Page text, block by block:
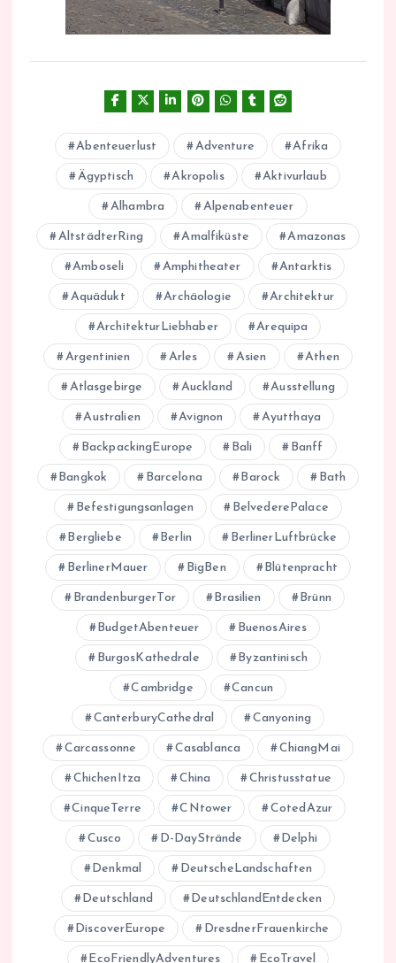
Abenteuerlust Adventure Afrika
Ägyptisch Akropolis Aktivurlaub
Alhambra Alpenabenteuer
AltstädterRing Amalfiküste Amazonas
Amboseli Amphitheater Antarktis
Aquädukt Archäologie Architektur
ArchitekturLiebhaber Arequipa
Argentinien Arles Asien Athen
Atlasgebirge Auckland Ausstellung
Australien Avignon Ayutthaya
BackpackingEurope Bali Banff
Bangkok Barcelona Barock Bath
Befestigungsanlagen BelvederePalace
Bergliebe Berlin BerlinerLuftbrücke
BerlinerMauer BigBen Blütenpracht
BrandenburgerTor Brasilien Brünn
BudgetAbenteuer BuenosAires
BurgosKathedrale Byzantinisch
Cambridge Cancun
CanterburyCathedral Canyoning
Carcassonne Casablanca ChiangMai
ChichenItza China Christusstatue
CinqueTerre CNtower CotedAzur
Cusco D-DayStrände Delphi
Denkmal DeutscheLandschaften
Deutschland DeutschlandEntdecken
DiscoverEurope DresdnerFrauenkirche
EcoFriendlyAdventures EcoTravel